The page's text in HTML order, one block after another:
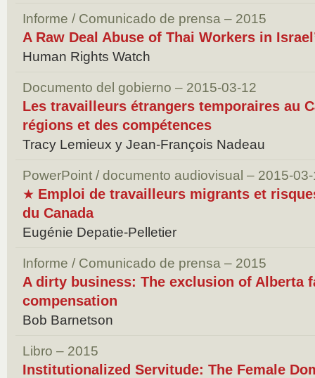
Informe / Comunicado de prensa – 2015
A Raw Deal Abuse of Thai Workers in
Human Rights Watch
Documento del gobierno – 2015-03-12
Les travailleurs étrangers temporaires au
régions et des compétences
Tracy Lemieux y Jean-François Nadeau
PowerPoint / documento audiovisual – 2015-
★ Emploi de travailleurs migrants et
du Canada
Eugénie Depatie-Pelletier
Informe / Comunicado de prensa – 2015
A dirty business: The exclusion of Alberta
compensation
Bob Barnetson
Libro – 2015
Institutionalized Servitude: The Female